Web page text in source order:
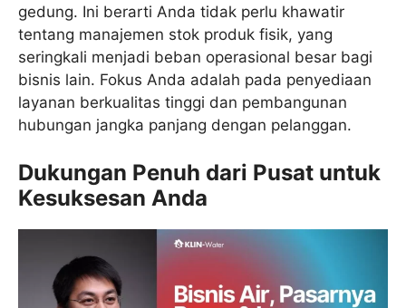
gedung. Ini berarti Anda tidak perlu khawatir
tentang manajemen stok produk fisik, yang
seringkali menjadi beban operasional besar bagi
bisnis lain. Fokus Anda adalah pada penyediaan
layanan berkualitas tinggi dan pembangunan
hubungan jangka panjang dengan pelanggan.
Dukungan Penuh dari Pusat untuk
Kesuksesan Anda